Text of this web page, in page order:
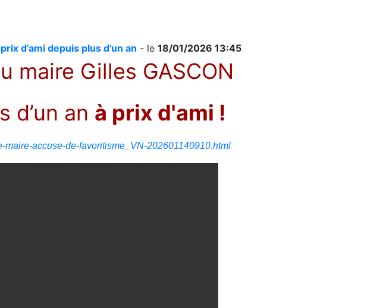
d’ami depuis plus d’un an - le 18/01/2026 13:45
maire Gilles GASCON
d’un an à prix d'ami !
accuse-de-favoritisme_VN-202601140910.html